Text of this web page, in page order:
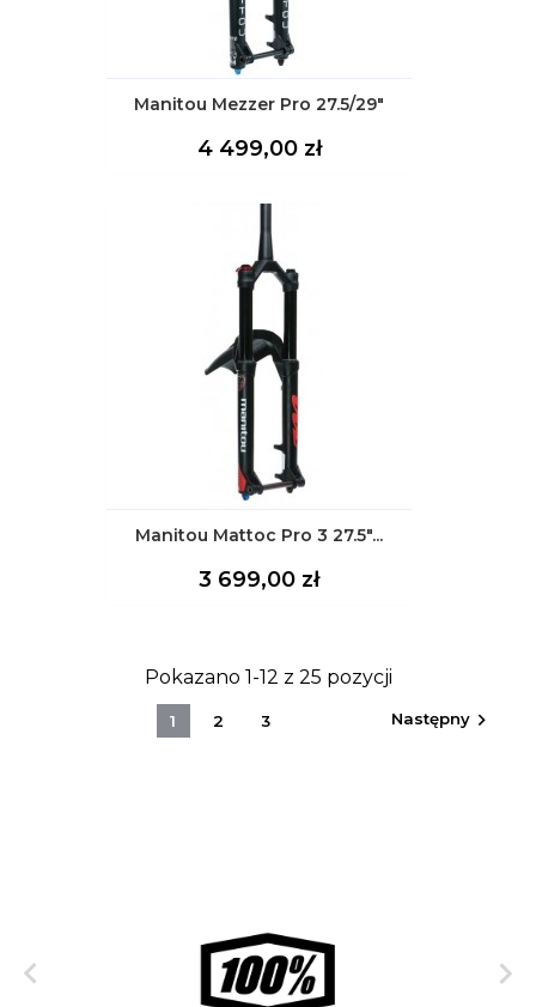
Manitou Mezzer Pro 27.5/29"
Cena
4 499,00 zł
Manitou Mattoc Pro 3 27.5"...
Cena
3 699,00 zł
Pokazano 1-12 z 25 pozycji
1 2 3 Następny 
 